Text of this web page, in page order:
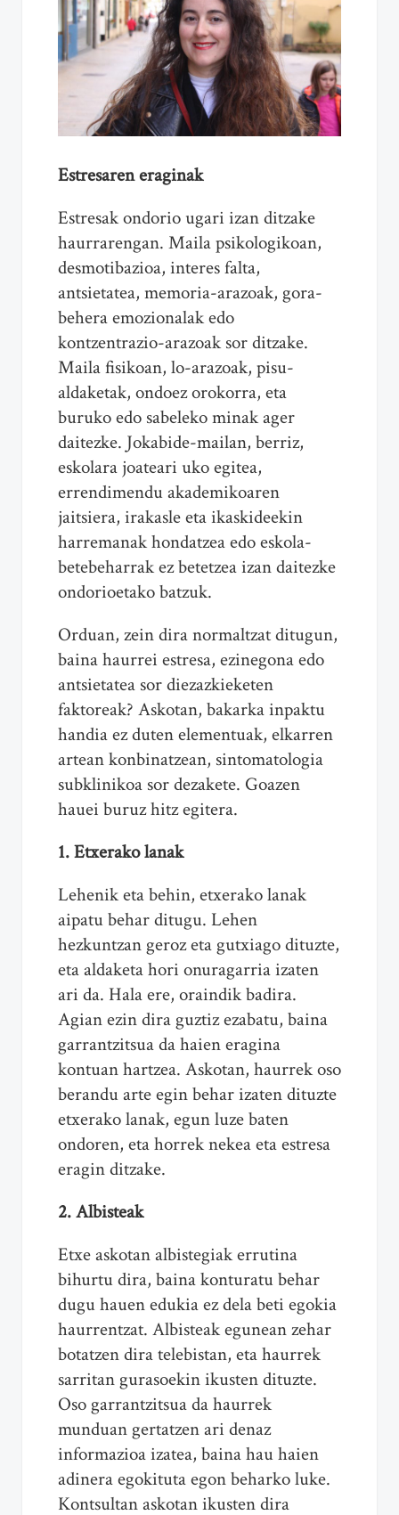
Estresaren eraginak
Estresak ondorio ugari izan ditzake
haurrarengan. Maila psikologikoan,
desmotibazioa, interes falta,
antsietatea, memoria-arazoak, gora-
behera emozionalak edo
kontzentrazio-arazoak sor ditzake.
Maila fisikoan, lo-arazoak, pisu-
aldaketak, ondoez orokorra, eta
buruko edo sabeleko minak ager
daitezke. Jokabide-mailan, berriz,
eskolara joateari uko egitea,
errendimendu akademikoaren
jaitsiera, irakasle eta ikaskideekin
harremanak hondatzea edo eskola-
betebeharrak ez betetzea izan daitezke
ondorioetako batzuk.
Orduan, zein dira normaltzat ditugun,
baina haurrei estresa, ezinegona edo
antsietatea sor diezazkieketen
faktoreak? Askotan, bakarka inpaktu
handia ez duten elementuak, elkarren
artean konbinatzean, sintomatologia
subklinikoa sor dezakete. Goazen
hauei buruz hitz egitera.
1. Etxerako lanak
Lehenik eta behin, etxerako lanak
aipatu behar ditugu. Lehen
hezkuntzan geroz eta gutxiago dituzte,
eta aldaketa hori onuragarria izaten
ari da. Hala ere, oraindik badira.
Agian ezin dira guztiz ezabatu, baina
garrantzitsua da haien eragina
kontuan hartzea. Askotan, haurrek oso
berandu arte egin behar izaten dituzte
etxerako lanak, egun luze baten
ondoren, eta horrek nekea eta estresa
eragin ditzake.
2. Albisteak
Etxe askotan albistegiak errutina
bihurtu dira, baina konturatu behar
dugu hauen edukia ez dela beti egokia
haurrentzat. Albisteak egunean zehar
botatzen dira telebistan, eta haurrek
sarritan gurasoekin ikusten dituzte.
Oso garrantzitsua da haurrek
munduan gertatzen ari denaz
informazioa izatea, baina hau haien
adinera egokituta egon beharko luke.
Kontsultan askotan ikusten dira